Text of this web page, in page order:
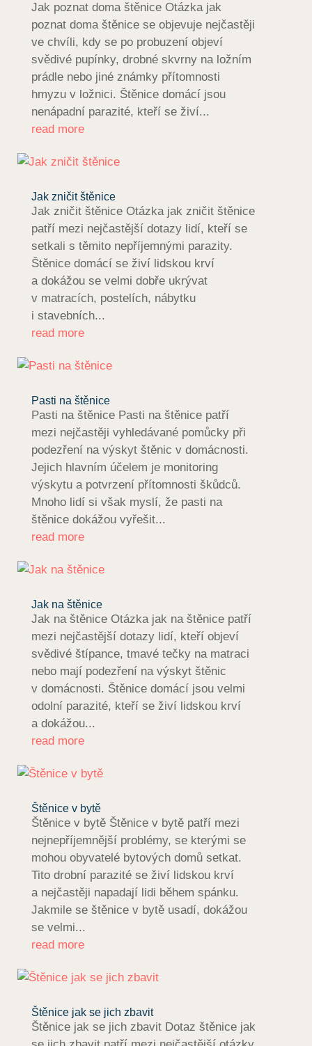
Jak poznat doma štěnice Otázka jak
poznat doma štěnice se objevuje nejčastěji
ve chvíli, kdy se po probuzení objeví
svědivé pupínky, drobné skvrny na ložním
prádle nebo jiné známky přítomnosti
hmyzu v ložnici. Štěnice domácí jsou
nenápadní parazité, kteří se živí...
read more
Jak zničit štěnice
Jak zničit štěnice Otázka jak zničit štěnice
patří mezi nejčastější dotazy lidí, kteří se
setkali s těmito nepříjemnými parazity.
Štěnice domácí se živí lidskou krví
a dokážou se velmi dobře ukrývat
v matracích, postelích, nábytku
i stavebních...
read more
Pasti na štěnice
Pasti na štěnice Pasti na štěnice patří
mezi nejčastěji vyhledávané pomůcky při
podezření na výskyt štěnic v domácnosti.
Jejich hlavním účelem je monitoring
výskytu a potvrzení přítomnosti škůdců.
Mnoho lidí si však myslí, že pasti na
štěnice dokážou vyřešit...
read more
Jak na štěnice
Jak na štěnice Otázka jak na štěnice patří
mezi nejčastější dotazy lidí, kteří objeví
svědivé štípance, tmavé tečky na matraci
nebo mají podezření na výskyt štěnic
v domácnosti. Štěnice domácí jsou velmi
odolní parazité, kteří se živí lidskou krví
a dokážou...
read more
Štěnice v bytě
Štěnice v bytě Štěnice v bytě patří mezi
nejnepříjemnější problémy, se kterými se
mohou obyvatelé bytových domů setkat.
Tito drobní parazité se živí lidskou krví
a nejčastěji napadají lidi během spánku.
Jakmile se štěnice v bytě usadí, dokážou
se velmi...
read more
Štěnice jak se jich zbavit
Štěnice jak se jich zbavit Dotaz štěnice jak